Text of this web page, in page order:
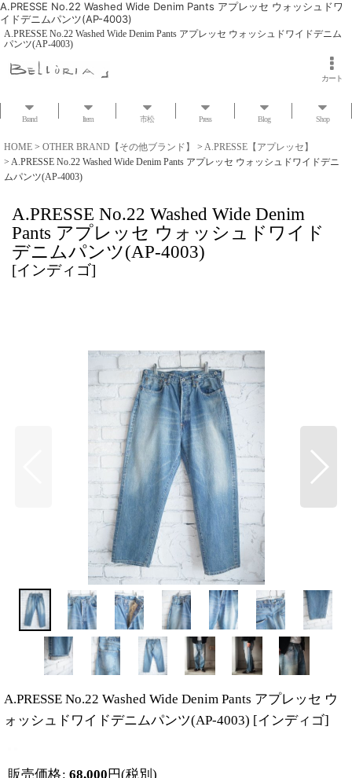
A.PRESSE No.22 Washed Wide Denim Pants アプレッセ ウォッシュドワ
イドデニムパンツ(AP-4003)
A.PRESSE No.22 Washed Wide Denim Pants アプレッセ ウォッシュドワイドデニム
パンツ(AP-4003)
カート
Brand Item 市松 Press Blog Shop
HOME > OTHER BRAND【その他ブランド】 > A.PRESSE【アプレッセ】
> A.PRESSE No.22 Washed Wide Denim Pants アプレッセ ウォッシュドワイドデニ
ムパンツ(AP-4003)
A.PRESSE No.22 Washed Wide Denim
Pants アプレッセ ウォッシュドワイド
デニムパンツ(AP-4003)
[インディゴ]
A.PRESSE No.22 Washed Wide Denim Pants アプレッセ ウ
ォッシュドワイドデニムパンツ(AP-4003) [インディゴ]
販売価格: 68,000 円(税別)